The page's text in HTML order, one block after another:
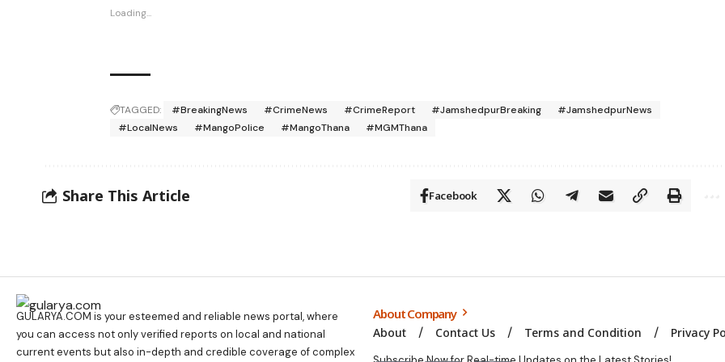
Loading...
TAGGED: #BreakingNews #CrimeNews #CrimeReport #JamshedpurBreaking
#JamshedpurNews
#LocalNews
#MangoPolice #MangoThana #MGMThana
Share This Article Facebook
GULARYA.COM is your esteemed and reliable news portal, where
you can access not only verified reports on local and national
current events but also in-depth and credible coverage of complex
About Company
About Contact Us Terms and Condition Privacy